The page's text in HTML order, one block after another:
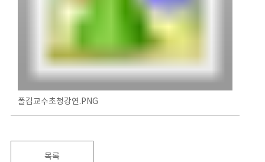
폴김교수초청강연.PNG
목록